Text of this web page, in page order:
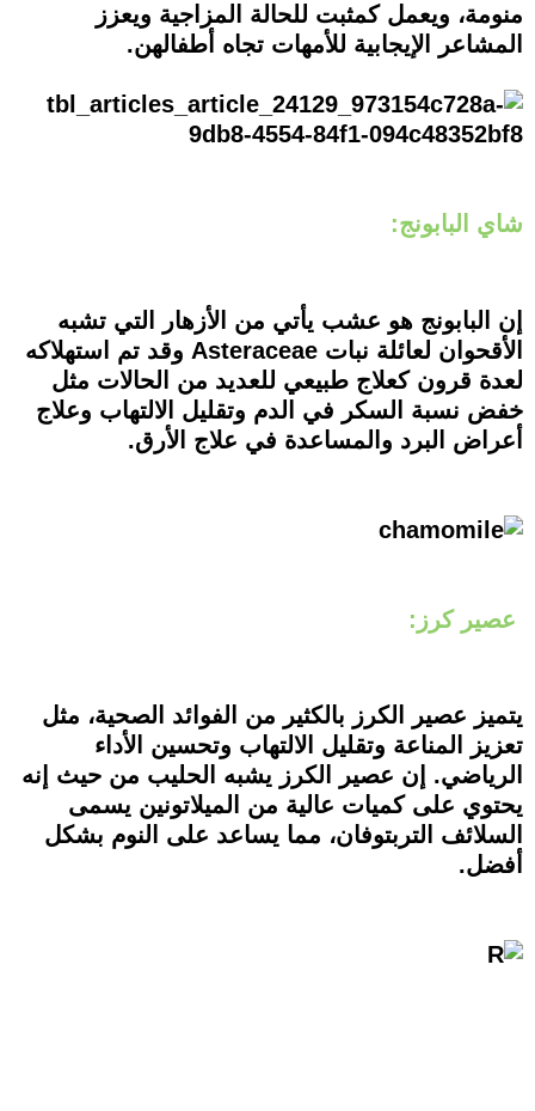
منومة، ويعمل كمثبت للحالة المزاجية ويعزز
المشاعر الإيجابية للأمهات تجاه أطفالهن.
شاي البابونج:
إن البابونج هو عشب يأتي من الأزهار التي تشبه
الأقحوان لعائلة نبات Asteraceae وقد تم استهلاكه
لعدة قرون كعلاج طبيعي للعديد من الحالات مثل
خفض نسبة السكر في الدم وتقليل الالتهاب وعلاج
أعراض البرد والمساعدة في علاج الأرق.
عصير كرز:
يتميز عصير الكرز بالكثير من الفوائد الصحية، مثل
تعزيز المناعة وتقليل الالتهاب وتحسين الأداء
الرياضي. إن عصير الكرز يشبه الحليب من حيث إنه
يحتوي على كميات عالية من الميلاتونين يسمى
السلائف التربتوفان، مما يساعد على النوم بشكل
أفضل.